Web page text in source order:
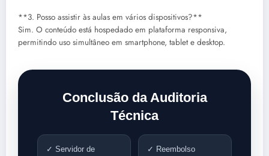
**3. Posso assistir às aulas em vários dispositivos?**
Sim. O conteúdo está hospedado em plataforma responsiva,
permitindo uso simultâneo em smartphone, tablet e desktop.
Conclusão da Auditoria
Técnica
✓ Servidor de
✓ Reembolso